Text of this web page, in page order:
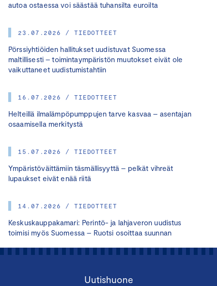
autoa ostaessa voi säästää tuhansilta euroilta
23.07.2026 / TIEDOTTEET
Pörssiyhtiöiden hallitukset uudistuvat Suomessa
maltillisesti – toimintaympäristön muutokset eivät ole
vaikuttaneet uudistumistahtiin
16.07.2026 / TIEDOTTEET
Helteillä ilmalämpöpumppujen tarve kasvaa – asentajan
osaamisella merkitystä
15.07.2026 / TIEDOTTEET
Ympäristöväittämiin täsmällisyyttä – pelkät vihreät
lupaukset eivät enää riitä
14.07.2026 / TIEDOTTEET
Keskuskauppakamari: Perintö- ja lahjaveron uudistus
toimisi myös Suomessa – Ruotsi osoittaa suunnan
Uutishuone